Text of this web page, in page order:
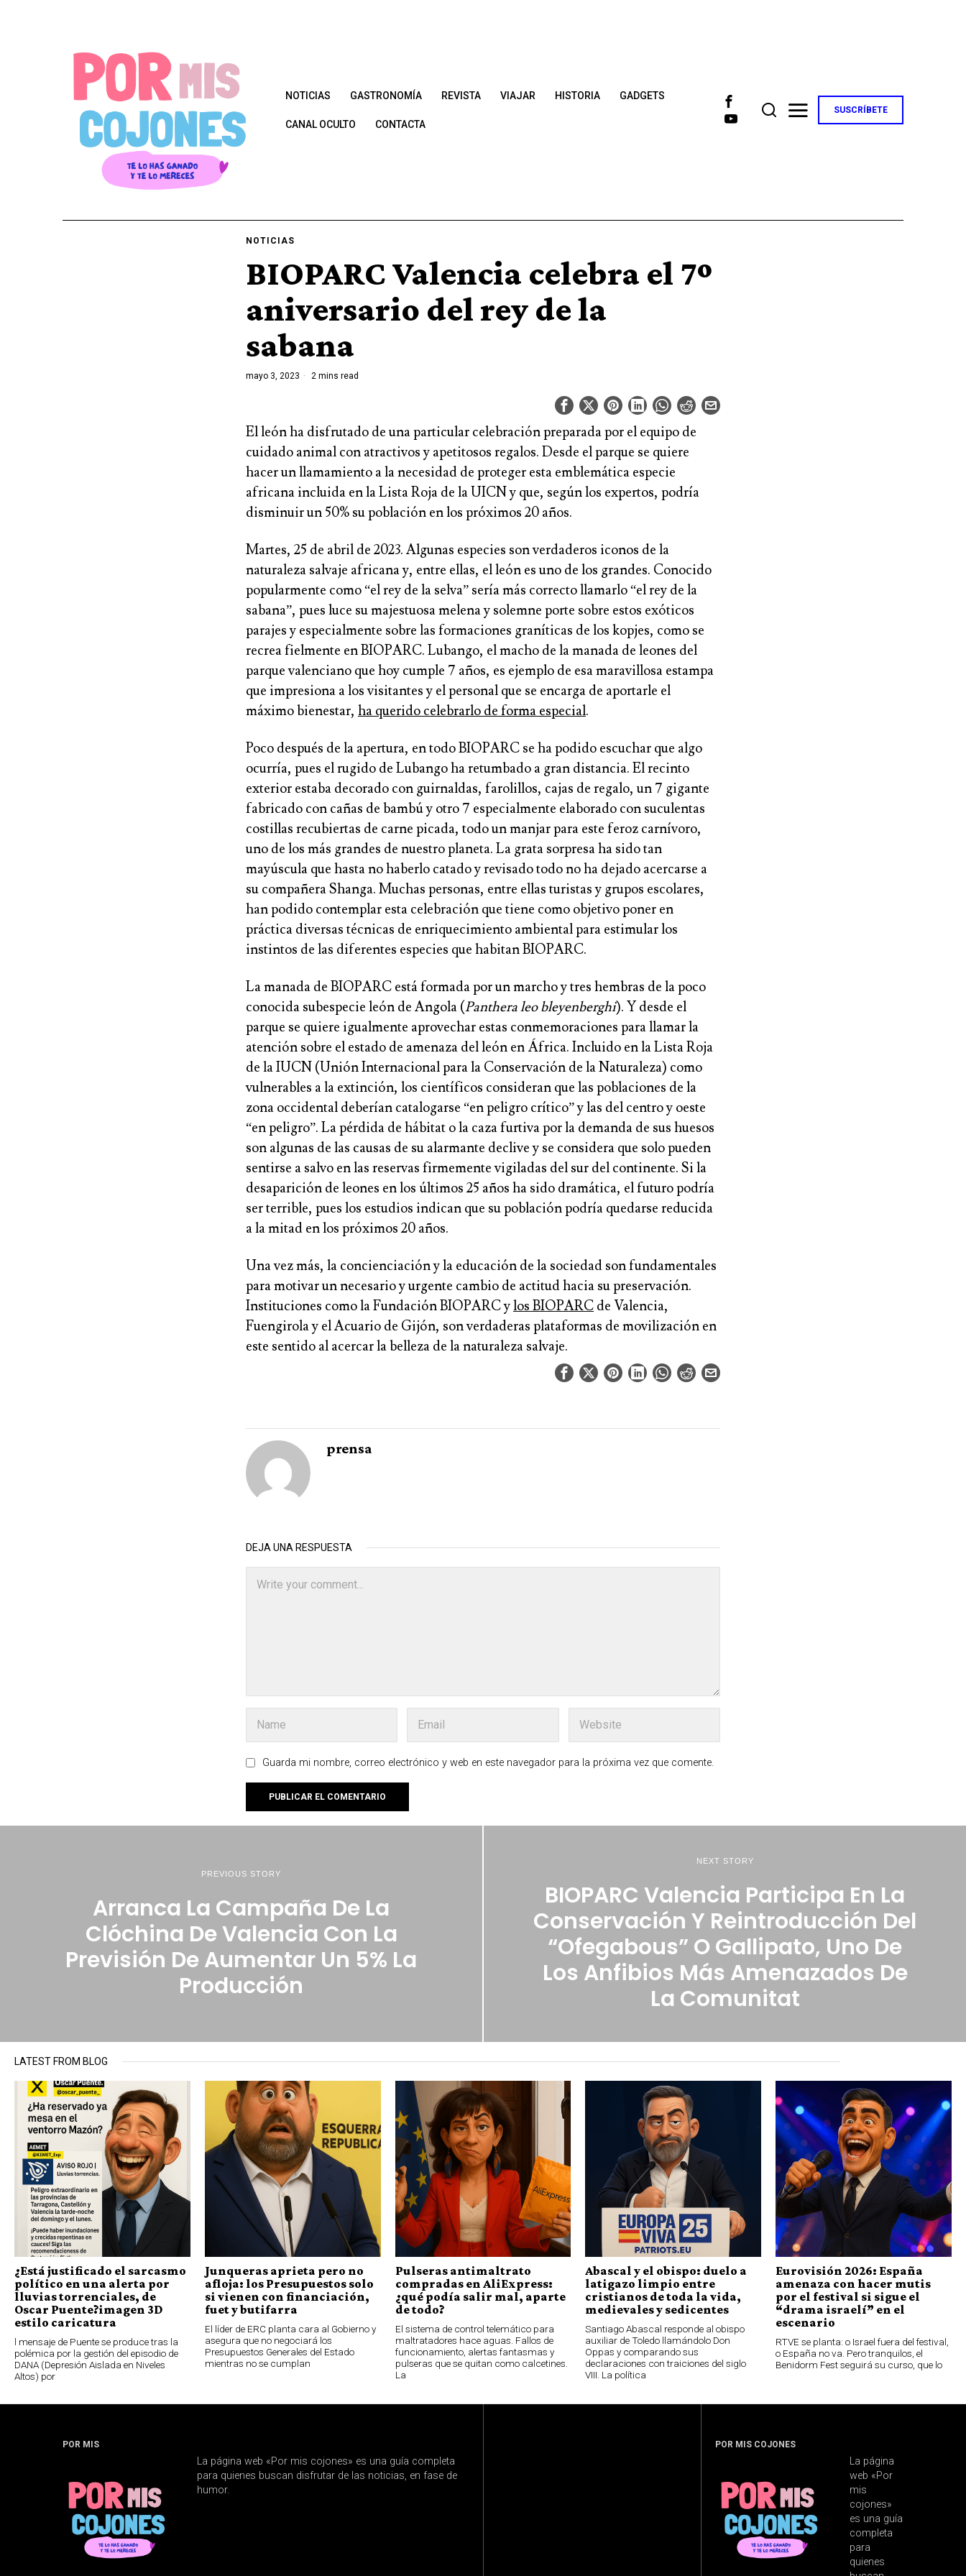
NOTICIAS GASTRONOMÍA REVISTA VIAJAR HISTORIA GADGETS
CANAL OCULTO CONTACTA
SUSCRÍBETE
NOTICIAS
BIOPARC Valencia celebra el 7º
aniversario del rey de la
sabana
mayo 3, 2023 2 mins read
El león ha disfrutado de una particular celebración preparada por el equipo de
cuidado animal con atractivos y apetitosos regalos. Desde el parque se quiere
hacer un llamamiento a la necesidad de proteger esta emblemática especie
africana incluida en la Lista Roja de la UICN y que, según los expertos, podría
disminuir un 50% su población en los próximos 20 años.
Martes, 25 de abril de 2023. Algunas especies son verdaderos iconos de la
naturaleza salvaje africana y, entre ellas, el león es uno de los grandes. Conocido
popularmente como “el rey de la selva” sería más correcto llamarlo “el rey de la
sabana”, pues luce su majestuosa melena y solemne porte sobre estos exóticos
parajes y especialmente sobre las formaciones graníticas de los kopjes, como se
recrea fielmente en BIOPARC. Lubango, el macho de la manada de leones del
parque valenciano que hoy cumple 7 años, es ejemplo de esa maravillosa estampa
que impresiona a los visitantes y el personal que se encarga de aportarle el
máximo bienestar, ha querido celebrarlo de forma especial.
Poco después de la apertura, en todo BIOPARC se ha podido escuchar que algo
ocurría, pues el rugido de Lubango ha retumbado a gran distancia. El recinto
exterior estaba decorado con guirnaldas, farolillos, cajas de regalo, un 7 gigante
fabricado con cañas de bambú y otro 7 especialmente elaborado con suculentas
costillas recubiertas de carne picada, todo un manjar para este feroz carnívoro,
uno de los más grandes de nuestro planeta. La grata sorpresa ha sido tan
mayúscula que hasta no haberlo catado y revisado todo no ha dejado acercarse a
su compañera Shanga. Muchas personas, entre ellas turistas y grupos escolares,
han podido contemplar esta celebración que tiene como objetivo poner en
práctica diversas técnicas de enriquecimiento ambiental para estimular los
instintos de las diferentes especies que habitan BIOPARC.
La manada de BIOPARC está formada por un marcho y tres hembras de la poco
conocida subespecie león de Angola (Panthera leo bleyenberghi). Y desde el
parque se quiere igualmente aprovechar estas conmemoraciones parallamar la
atención sobre el estado de amenaza del león en África. Incluido en la Lista Roja
de la IUCN (Unión Internacional para la Conservación de la Naturaleza) como
vulnerables a la extinción, los científicos consideran que las poblaciones de la
zona occidental deberían catalogarse “en peligro crítico” y las del centro y oeste
“en peligro”. La pérdida de hábitat o la caza furtiva por la demanda de sus huesos
son algunas de las causas de su alarmante declive y se considera que solo pueden
sentirse a salvo en las reservas firmemente vigiladas del sur del continente. Si la
desaparición de leones en los últimos 25 años ha sido dramática, el futuro podría
ser terrible, pues los estudios indican que su población podría quedarse reducida
a la mitad en los próximos 20 años.
Una vez más, la concienciación y la educación de la sociedad son fundamentales
para motivar un necesario y urgente cambio de actitud hacia su preservación.
Instituciones como la Fundación BIOPARC ylos BIOPARC de Valencia,
Fuengirola y el Acuario de Gijón, son verdaderas plataformas de movilización en
este sentido al acercar la belleza de la naturaleza salvaje.
prensa
DEJA UNA RESPUESTA
Guarda mi nombre, correo electrónico y web en este navegador para la próxima vez que comente.
PREVIOUS STORY
Arranca La Campaña De La
Clóchina De Valencia Con La
Previsión De Aumentar Un 5% La
Producción
NEXT STORY
BIOPARC Valencia Participa En La
Conservación Y Reintroducción Del
“ofegabous” O Gallipato, Uno De
Los Anfibios Más Amenazados De
La Comunitat
LATEST FROM BLOG
¿Está justificado el sarcasmo
político en una alerta por
lluvias torrenciales, de
Oscar Puente?imagen 3D
estilo caricatura
l mensaje de Puente se produce tras la
polémica por la gestión del episodio de
DANA (Depresión Aislada en Niveles
Altos) por
Junqueras aprieta pero no
afloja: los Presupuestos solo
si vienen con financiación,
fuet y butifarra
El líder de ERC planta cara al Gobierno y
asegura que no negociará los
Presupuestos Generales del Estado
mientras no se cumplan
Pulseras antimaltrato
compradas en AliExpress:
¿qué podía salir mal, aparte
de todo?
El sistema de control telemático para
maltratadores hace aguas. Fallos de
funcionamiento, alertas fantasmas y
pulseras que se quitan como calcetines.
La
Abascal y el obispo: duelo a
latigazo limpio entre
cristianos de toda la vida,
medievales y sedicentes
Santiago Abascal responde al obispo
auxiliar de Toledo llamándolo Don
Oppas y comparando sus
declaraciones con traiciones del siglo
VIII. La política
Eurovisión 2026: España
amenaza con hacer mutis
por el festival si sigue el
“drama israelí” en el
escenario
RTVE se planta: o Israel fuera del festival,
o España no va. Pero tranquilos, el
Benidorm Fest seguirá su curso, que lo
POR MIS
La página web «Por mis cojones» es una guía completa
para quienes buscan disfrutar de las noticias, en fase de
humor.
POR MIS COJONES
La página
web «Por
mis
cojones»
es una guía
completa
para
quienes